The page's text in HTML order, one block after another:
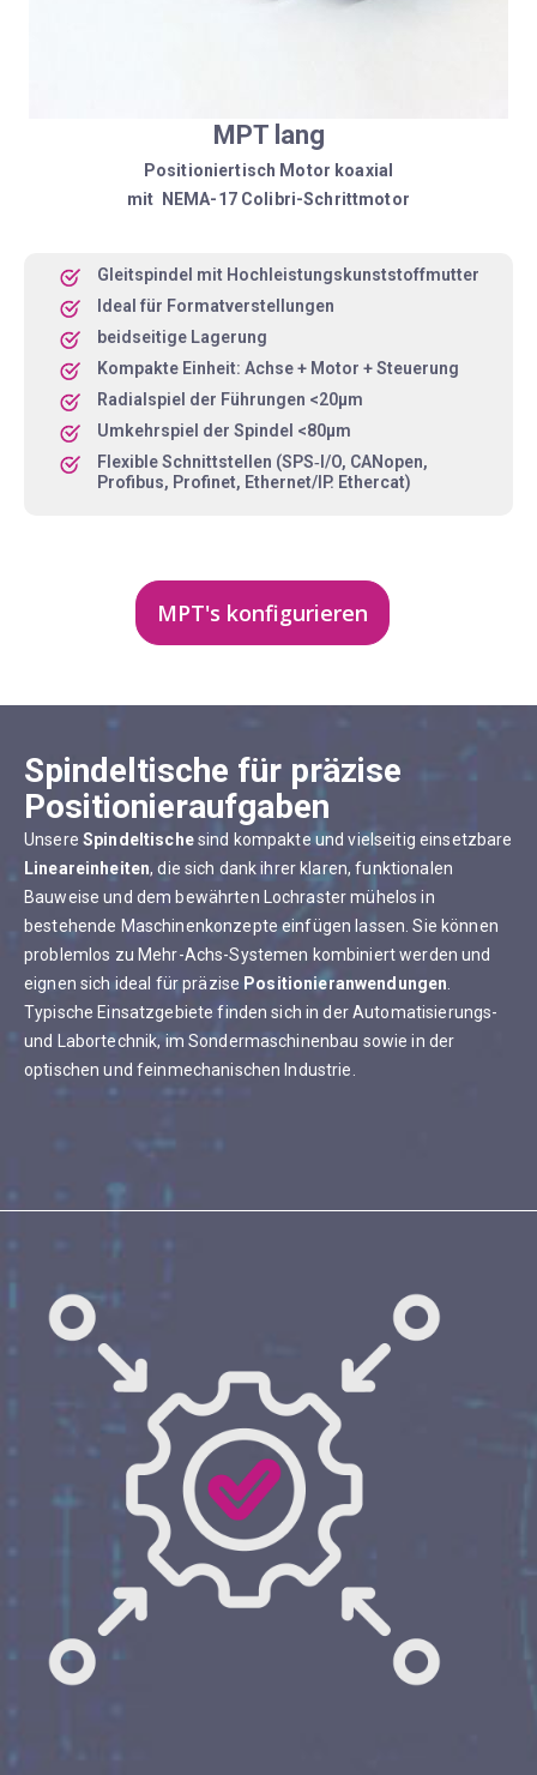
MPT lang
Positioniertisch Motor koaxial
mit NEMA-17 Colibri-Schrittmotor
Gleitspindel mit Hochleistungskunststoffmutter
Ideal für Formatverstellungen
beidseitige Lagerung
Kompakte Einheit: Achse + Motor + Steuerung
Radialspiel der Führungen <20µm
Umkehrspiel der Spindel <80µm
Flexible Schnittstellen (SPS‑I/O, CANopen,
Profibus, Profinet, Ethernet/IP. Ethercat)
MPT's konfigurieren
Spindeltische für präzise
Positionieraufgaben
Unsere Spindeltischesind kompakte und vielseitig einsetzbare
Lineareinheiten, die sich dank ihrer klaren, funktionalen
Bauweise und dem bewährten Lochraster mühelos in
bestehende Maschinenkonzepte einfügen lassen. Sie können
problemlos zu Mehr-Achs-Systemen kombiniert werden und
eignen sich ideal für präzise Positionieranwendungen.
Typische Einsatzgebiete finden sich in der Automatisierungs-
und Labortechnik, im Sondermaschinenbau sowie in der
optischen und feinmechanischen Industrie.